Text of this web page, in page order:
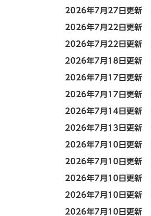
2026年7月27日更新
2026年7月22日更新
2026年7月22日更新
2026年7月18日更新
2026年7月17日更新
2026年7月17日更新
2026年7月14日更新
2026年7月13日更新
2026年7月10日更新
2026年7月10日更新
2026年7月10日更新
2026年7月10日更新
2026年7月10日更新